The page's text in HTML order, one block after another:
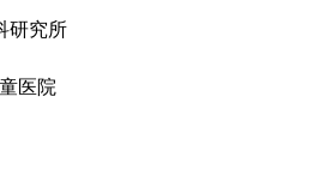
研究所
医院